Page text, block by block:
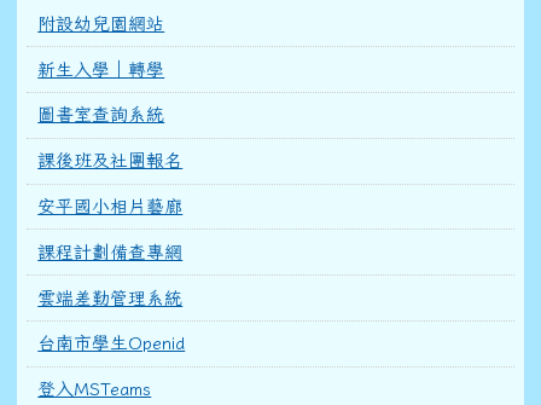
附設幼兒園網站
新生入學｜轉學
圖書室查詢系統
課後班及社團報名
安平國小相片藝廊
課程計劃備查專網
雲端差勤管理系統
台南市學生Openid
登入MSTeams